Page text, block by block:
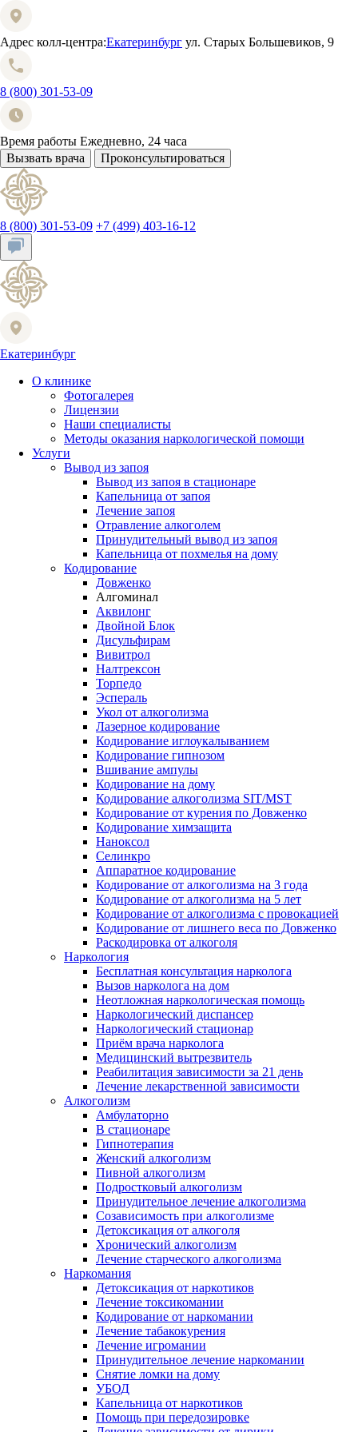
Адрес колл-центра:Екатеринбург ул. Старых Большевиков, 9
8 (800) 301-53-09
Время работы Ежедневно, 24 часа
Вызвать врача
Проконсультироваться
8 (800) 301-53-09 +7 (499) 403-16-12
Екатеринбург
О клинике
Фотогалерея
Лицензии
Наши специалисты
Методы оказания наркологической помощи
Услуги
Вывод из запоя
Вывод из запоя в стационаре
Капельница от запоя
Лечение запоя
Отравление алкоголем
Принудительный вывод из запоя
Капельница от похмелья на дому
Кодирование
Довженко
Алгоминал
Аквилонг
Двойной Блок
Дисульфирам
Вивитрол
Налтрексон
Торпедо
Эспераль
Укол от алкоголизма
Лазерное кодирование
Кодирование иглоукалыванием
Кодирование гипнозом
Вшивание ампулы
Кодирование на дому
Кодирование алкоголизма SIT/MST
Кодирование от курения по Довженко
Кодирование химзащита
Наноксол
Селинкро
Аппаратное кодирование
Кодирование от алкоголизма на 3 года
Кодирование от алкоголизма на 5 лет
Кодирование от алкоголизма с провокацией
Кодирование от лишнего веса по Довженко
Раскодировка от алкоголя
Наркология
Бесплатная консультация нарколога
Вызов нарколога на дом
Неотложная наркологическая помощь
Наркологический диспансер
Наркологический стационар
Приём врача нарколога
Медицинский вытрезвитель
Реабилитация зависимости за 21 день
Лечение лекарственной зависимости
Алкоголизм
Амбулаторно
В стационаре
Гипнотерапия
Женский алкоголизм
Пивной алкоголизм
Подростковый алкоголизм
Принудительное лечение алкоголизма
Созависимость при алкоголизме
Детоксикация от алкоголя
Хронический алкоголизм
Лечение старческого алкоголизма
Наркомания
Детоксикация от наркотиков
Лечение токсикомании
Кодирование от наркомании
Лечение табакокурения
Лечение игромании
Принудительное лечение наркомании
Снятие ломки на дому
УБОД
Капельница от наркотиков
Помощь при передозировке